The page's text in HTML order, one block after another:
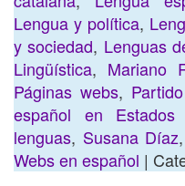
Lengua y política,
y sociedad, Lenguas
Lingüística, Mariano
Páginas webs,
español en Estados
lenguas, Susana Díaz
Webs en español |